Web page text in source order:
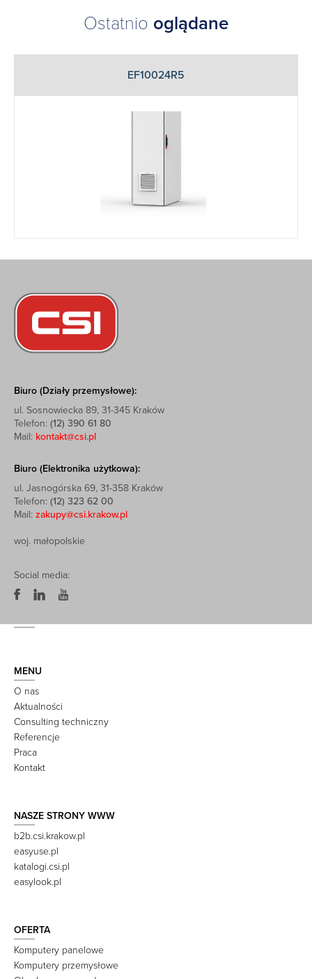
Ostatnio oglądane
EF10024R5
Biuro (Działy przemysłowe):
ul. Sosnowiecka 89, 31-345 Kraków
Telefon: (12) 390 61 80
Mail: kontakt@csi.pl
Biuro (Elektronika użytkowa):
ul. Jasnogórska 69, 31-358 Kraków
Telefon: (12) 323 62 00
Mail: zakupy@csi.krakow.pl
woj. małopolskie
Social media:
MENU
O nas
Aktualności
Consulting techniczny
Referencje
Praca
Kontakt
NASZE STRONY WWW
b2b.csi.krakow.pl
easyuse.pl
katalogi.csi.pl
easylook.pl
OFERTA
Komputery panelowe
Komputery przemysłowe